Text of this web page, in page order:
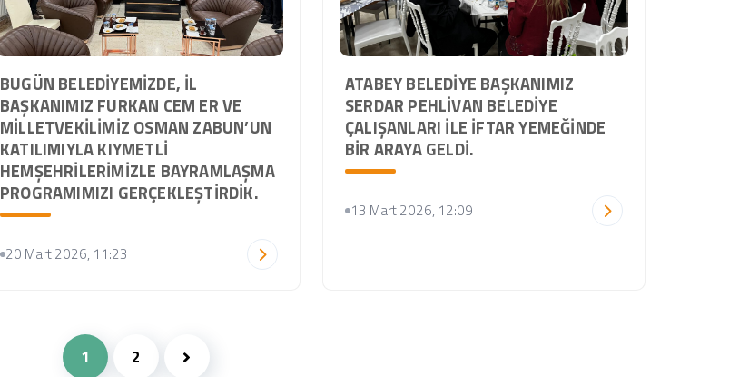
BUGÜN BELEDIYEMIZDE, İL
BAŞKANIMIZ FURKAN CEM ER VE
MILLETVEKILIMIZ OSMAN ZABUN’UN
KATILIMIYLA KIYMETLI
HEMŞEHRILERIMIZLE BAYRAMLAŞMA
PROGRAMIMIZI GERÇEKLEŞTIRDIK.
20 Mart 2026, 11:23
ATABEY BELEDIYE BAŞKANIMIZ
SERDAR PEHLIVAN BELEDIYE
ÇALIŞANLARI ILE İFTAR YEMEĞINDE
BIR ARAYA GELDI.
13 Mart 2026, 12:09
1 2